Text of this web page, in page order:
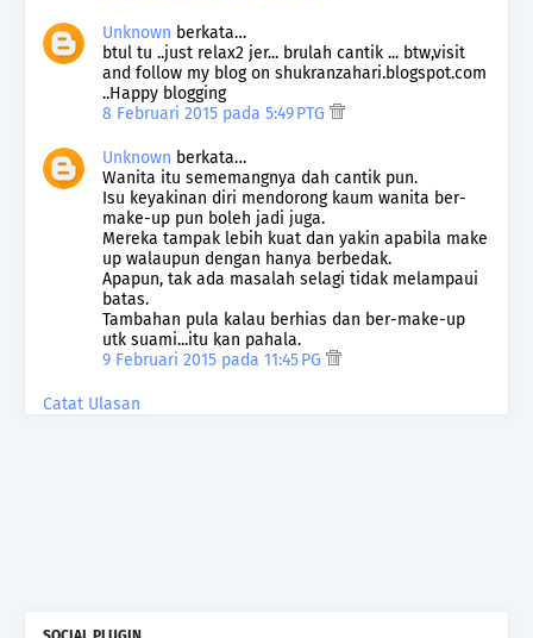
Unknown berkata…
btul tu ..just relax2 jer... brulah cantik ... btw,visit
and follow my blog on shukranzahari.blogspot.com
..Happy blogging
8 Februari 2015 pada 5:49 PTG
Unknown berkata…
Wanita itu sememangnya dah cantik pun.
Isu keyakinan diri mendorong kaum wanita ber-
make-up pun boleh jadi juga.
Mereka tampak lebih kuat dan yakin apabila make
up walaupun dengan hanya berbedak.
Apapun, tak ada masalah selagi tidak melampaui
batas.
Tambahan pula kalau berhias dan ber-make-up
utk suami...itu kan pahala.
9 Februari 2015 pada 11:45 PG
Catat Ulasan